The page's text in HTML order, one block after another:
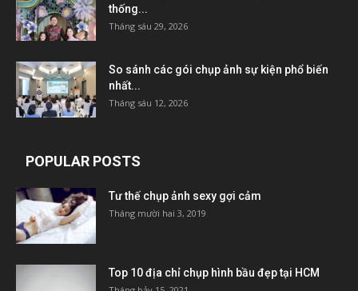
thống...
Tháng sáu 29, 2026
So sánh các gói chụp ảnh sự kiện phổ biến
nhất...
Tháng sáu 12, 2026
POPULAR POSTS
Tư thế chụp ảnh sexy gợi cảm
Tháng mười hai 3, 2019
Top 10 địa chỉ chụp hình bầu đẹp tại HCM